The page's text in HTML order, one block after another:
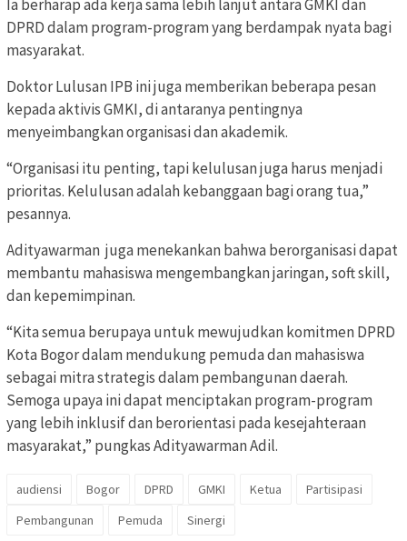
Ia berharap ada kerja sama lebih lanjut antara GMKI dan
DPRD dalam program-program yang berdampak nyata bagi
masyarakat.
Doktor Lulusan IPB ini juga memberikan beberapa pesan
kepada aktivis GMKI, di antaranya pentingnya
menyeimbangkan organisasi dan akademik.
“Organisasi itu penting, tapi kelulusan juga harus menjadi
prioritas. Kelulusan adalah kebanggaan bagi orang tua,”
pesannya.
Adityawarman juga menekankan bahwa berorganisasi dapat
membantu mahasiswa mengembangkan jaringan, soft skill,
dan kepemimpinan.
“Kita semua berupaya untuk mewujudkan komitmen DPRD
Kota Bogor dalam mendukung pemuda dan mahasiswa
sebagai mitra strategis dalam pembangunan daerah.
Semoga upaya ini dapat menciptakan program-program
yang lebih inklusif dan berorientasi pada kesejahteraan
masyarakat,” pungkas Adityawarman Adil.
audiensi Bogor DPRD GMKI Ketua
Partisipasi
Pembangunan
Pemuda Sinergi